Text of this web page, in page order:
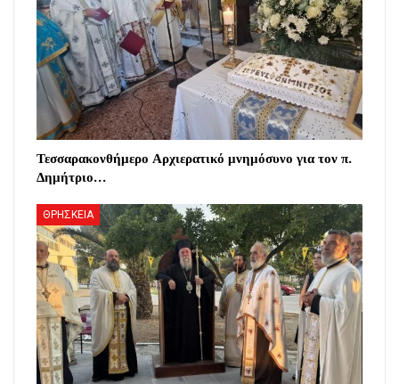
Τεσσαρακονθήμερο Αρχιερατικό μνημόσυνο για τον π.
Δημήτριο…
ΘΡΗΣΚΕΙΑ